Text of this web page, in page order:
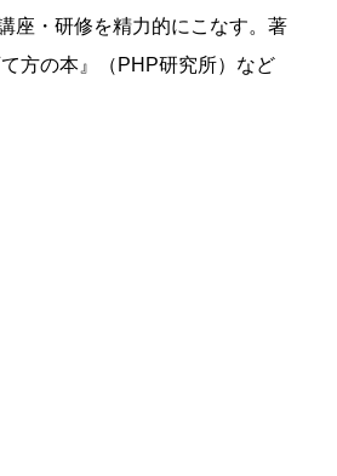
座・研修を精力的にこなす。著
方の本』（PHP研究所）など